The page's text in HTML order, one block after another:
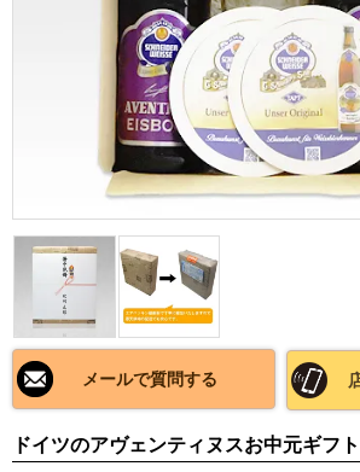
メールで質問する
ドイツのアヴェンティヌスお中元ギフト